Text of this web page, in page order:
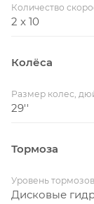
Количество
2 x 10
Колёса
Размер колес,
29''
Тормоза
Уровень тормозов
Дисковые